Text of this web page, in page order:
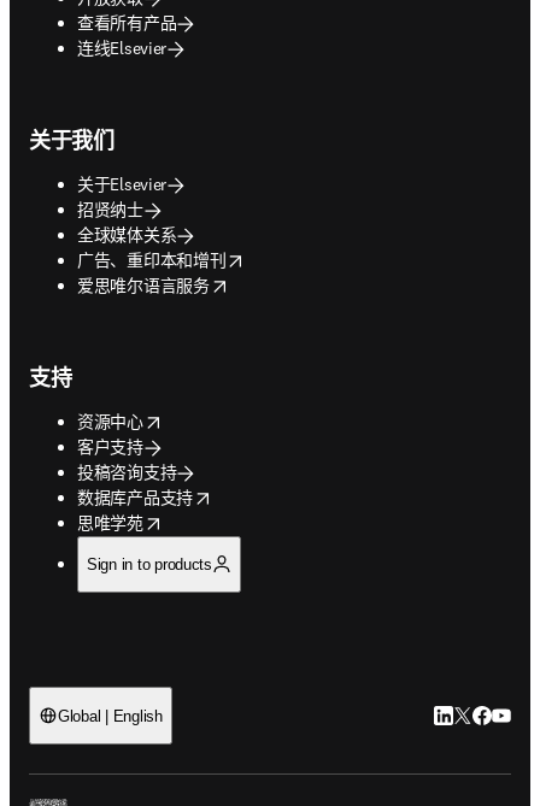
查看所有产品
连线Elsevier
关于我们
关于Elsevier
招贤纳士
全球媒体关系
广告、重印本和增刊
opens in new tab/window
爱思唯尔语言服务
opens in new tab/window
支持
资源中心
opens in new tab/window
客户支持
投稿咨询支持
数据库产品支持
opens in new tab/window
思唯学苑
opens in new tab/window
Sign in to products
Global | English LinkedIn 在
Twitter 在